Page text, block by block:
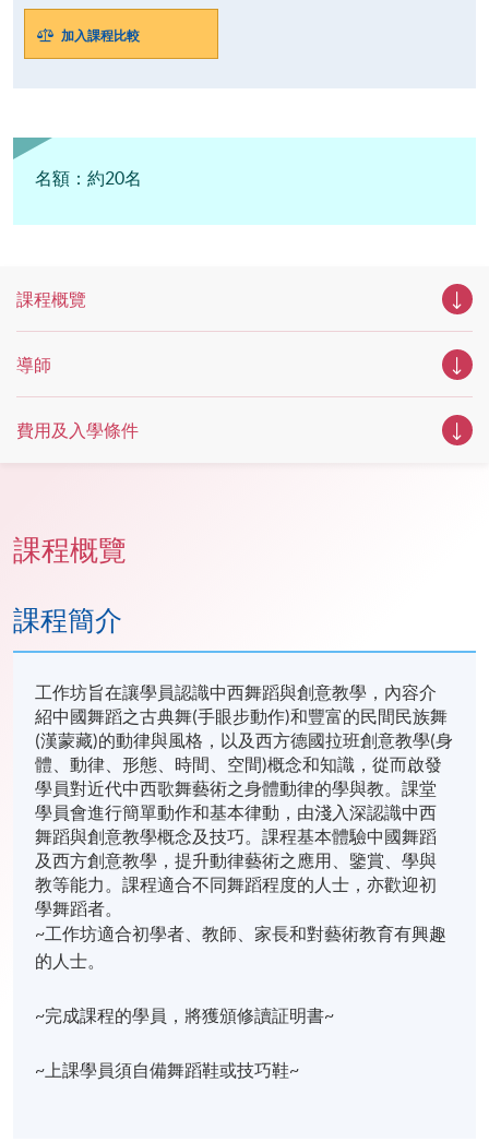
加入課程比較
名額：約20名
課程概覽
導師
費用及入學條件
課程概覽
課程簡介
工作坊旨在讓學員認識中西舞蹈與創意教學，內容介
紹中國舞蹈之古典舞(手眼步動作)和豐富的民間民族舞
(漢蒙藏)的動律與風格，以及西方德國拉班創意教學(身
體、動律、形態、時間、空間)概念和知識，從而啟發
學員對近代中西歌舞藝術之身體動律的學與教。課堂
學員會進行簡單動作和基本律動，由淺入深認識中西
舞蹈與創意教學概念及技巧。課程基本體驗中國舞蹈
及西方創意教學，提升動律藝術之應用、鑒賞、學與
教等能力。課程適合不同舞蹈程度的人士，亦歡迎初
學舞蹈者。
~工作坊適合初學者、教師、家長和對藝術教育有興趣
的人士。
~完成課程的學員，將獲頒修讀証明書~
~上課學員須自備舞蹈鞋或技巧鞋~